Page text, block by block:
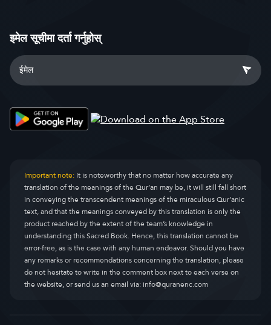
इमेल सूचीमा दर्ता गर्नुहोस्
Important note:It is noteworthy that no matter how accurate any
translation of the meanings of the Qur’an may be, it will still fall short
in conveying the transcendent meanings of the miraculous Qur’anic
text, and that the meanings conveyed by this translation is only the
product reached by the extent of the team’s knowledge in
understanding this Sacred Book. Hence, this translation cannot be
error-free, as is the case with any human endeavor. Should you have
any remarks or recommendations concerning the translation, please
do not hesitate to write in the comment box next to each verse on
the website, or send us an email via:info@quranenc.com